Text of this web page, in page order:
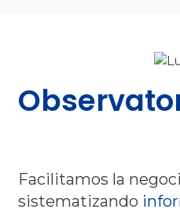
Facilitamos la
sistematizando